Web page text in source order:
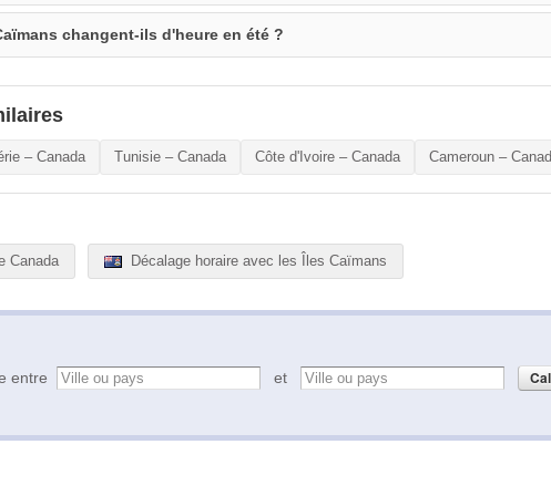
changent-ils d'heure en été ?
– Canada Tunisie – Canada Côte d'Ivoire – Canada Cameroun –
Canada Décalage horaire avec les Îles Caïmans
entre et